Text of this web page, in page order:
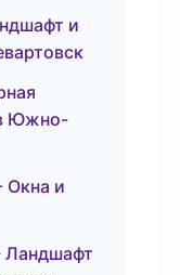
и
Южно-
Окна и
Ландшафт